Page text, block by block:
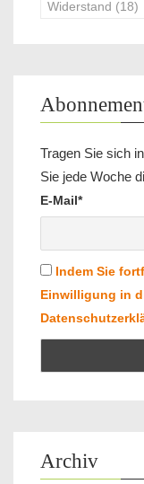
Widerstand (18)
Tragen Sie sich
Sie jede Woche
E-Mail*
Indem Sie
Einwilligung in
Archiv